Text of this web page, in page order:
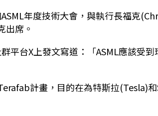
年度技術大會，與執行長福克
出席。
平台X上發文寫道：「ASML應該受
計畫，目的在為特斯拉(Tesla)